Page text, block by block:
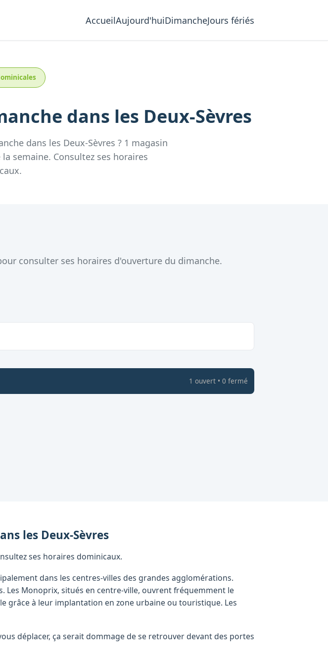
AccueilAujourd'huiDimancheJours fériés
dans les Deux-Sèvres
dans les Deux-Sèvres ? 1 magasin
semaine. Consultez ses horaires
consulter ses horaires d'ouverture du dimanche.
1 ouvert• 0 fermé
les Deux-Sèvres
ses horaires dominicaux.
dans les centres-villes des grandes agglomérations.
Les Monoprix, situés en centre-ville, ouvrent fréquemment le
grâce à leur implantation en zone urbaine ou touristique. Les
déplacer, ça serait dommage de se retrouver devant des portes